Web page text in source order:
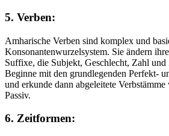
5. Verben:
Amharische Verben sind komplex und
Konsonantenwurzelsystem. Sie ändern
Suffixe, die Subjekt, Geschlecht, Zahl
Beginne mit den grundlegenden Perfekt-
und erkunde dann abgeleitete
Passiv.
6. Zeitformen: